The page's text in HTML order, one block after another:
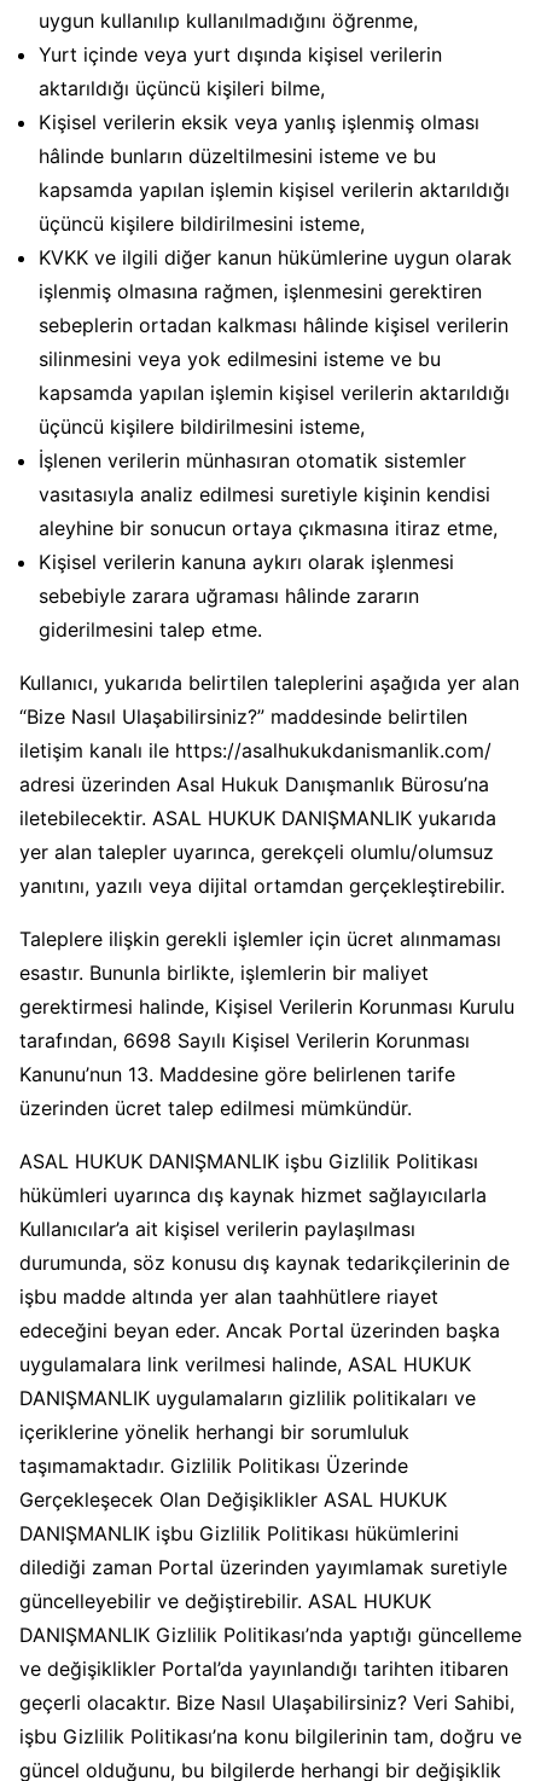
uygun kullanılıp kullanılmadığını öğrenme,
Yurt içinde veya yurt dışında kişisel verilerin
aktarıldığı üçüncü kişileri bilme,
Kişisel verilerin eksik veya yanlış işlenmiş olması
hâlinde bunların düzeltilmesini isteme ve bu
kapsamda yapılan işlemin kişisel verilerin aktarıldığı
üçüncü kişilere bildirilmesini isteme,
KVKK ve ilgili diğer kanun hükümlerine uygun olarak
işlenmiş olmasına rağmen, işlenmesini gerektiren
sebeplerin ortadan kalkması hâlinde kişisel verilerin
silinmesini veya yok edilmesini isteme ve bu
kapsamda yapılan işlemin kişisel verilerin aktarıldığı
üçüncü kişilere bildirilmesini isteme,
İşlenen verilerin münhasıran otomatik sistemler
vasıtasıyla analiz edilmesi suretiyle kişinin kendisi
aleyhine bir sonucun ortaya çıkmasına itiraz etme,
Kişisel verilerin kanuna aykırı olarak işlenmesi
sebebiyle zarara uğraması hâlinde zararın
giderilmesini talep etme.
Kullanıcı, yukarıda belirtilen taleplerini aşağıda yer alan
“Bize Nasıl Ulaşabilirsiniz?” maddesinde belirtilen
iletişim kanalı ile https://asalhukukdanismanlik.com/
adresi üzerinden Asal Hukuk Danışmanlık Bürosu’na
iletebilecektir. ASAL HUKUK DANIŞMANLIK yukarıda
yer alan talepler uyarınca, gerekçeli olumlu/olumsuz
yanıtını, yazılı veya dijital ortamdan gerçekleştirebilir.
Taleplere ilişkin gerekli işlemler için ücret alınmaması
esastır. Bununla birlikte, işlemlerin bir maliyet
gerektirmesi halinde, Kişisel Verilerin Korunması Kurulu
tarafından, 6698 Sayılı Kişisel Verilerin Korunması
Kanunu’nun 13. Maddesine göre belirlenen tarife
üzerinden ücret talep edilmesi mümkündür.
ASAL HUKUK DANIŞMANLIK işbu Gizlilik Politikası
hükümleri uyarınca dış kaynak hizmet sağlayıcılarla
Kullanıcılar’a ait kişisel verilerin paylaşılması
durumunda, söz konusu dış kaynak tedarikçilerinin de
işbu madde altında yer alan taahhütlere riayet
edeceğini beyan eder. Ancak Portal üzerinden başka
uygulamalara link verilmesi halinde, ASAL HUKUK
DANIŞMANLIK uygulamaların gizlilik politikaları ve
içeriklerine yönelik herhangi bir sorumluluk
taşımamaktadır. Gizlilik Politikası Üzerinde
Gerçekleşecek Olan Değişiklikler ASAL HUKUK
DANIŞMANLIK işbu Gizlilik Politikası hükümlerini
dilediği zaman Portal üzerinden yayımlamak suretiyle
güncelleyebilir ve değiştirebilir. ASAL HUKUK
DANIŞMANLIK Gizlilik Politikası’nda yaptığı güncelleme
ve değişiklikler Portal’da yayınlandığı tarihten itibaren
geçerli olacaktır. Bize Nasıl Ulaşabilirsiniz? Veri Sahibi,
işbu Gizlilik Politikası’na konu bilgilerinin tam, doğru ve
güncel olduğunu, bu bilgilerde herhangi bir değişiklik